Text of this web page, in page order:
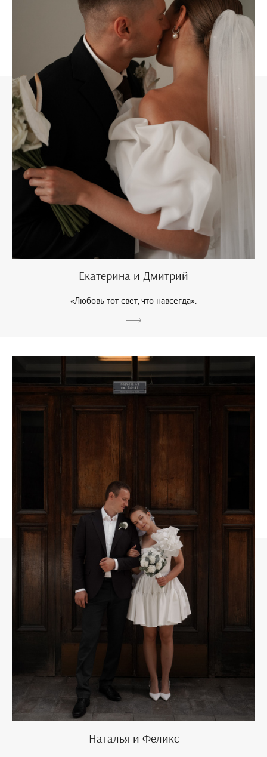
Екатерина и Дмитрий
«Любовь тот свет, что навсегда».
Наталья и Феликс